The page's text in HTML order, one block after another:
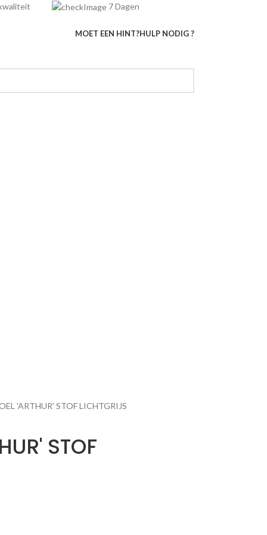
kwaliteit
7 Dagen
MOET EEN HINT?HULP NODIG ?
'ARTHUR' STOF LICHTGRIJS
STOF